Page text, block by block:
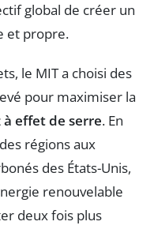
global de créer un
et propre.
le MIT a choisi des
pour maximiser la
à effet de serre. En
régions aux
des États-Unis,
renouvelable
deux fois plus